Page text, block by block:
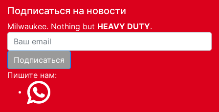
Подписаться на новости
Milwaukee. Nothing but HEAVY DUTY.
Ваша почта
Подписаться
Пишите нам: